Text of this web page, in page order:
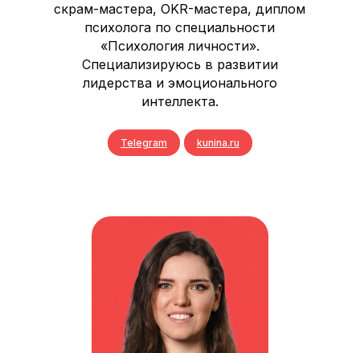
скрам-мастера, OKR-мастера, диплом
психолога по специальности
«Психология личности».
Специализируюсь в развитии
лидерства и эмоционального
интеллекта.
Telegram kunina.ru
Задизайнено sun_che
Главная
Блог
Авторы
Сотрудничество
Стать автором